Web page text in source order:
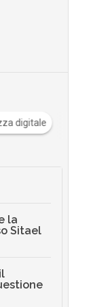
digitale
la
Sitael